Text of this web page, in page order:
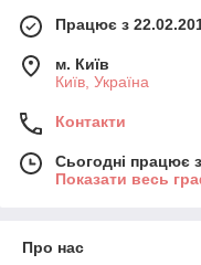
Працює з
м. Київ
Київ, Україна
Контакти
Сьогодні працює
Показати весь
Про нас